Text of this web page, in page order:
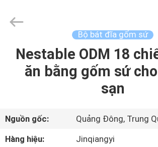
TRANG
CHỦ
SẢN
PHẨM
Copyright
Bộ bát đĩa gốm sứ
Nestable ODM 18
ăn bằng gốm sứ
sạn
Nguồn gốc:
Quảng Đông, Trung
Hàng hiệu:
Jinqiangyi